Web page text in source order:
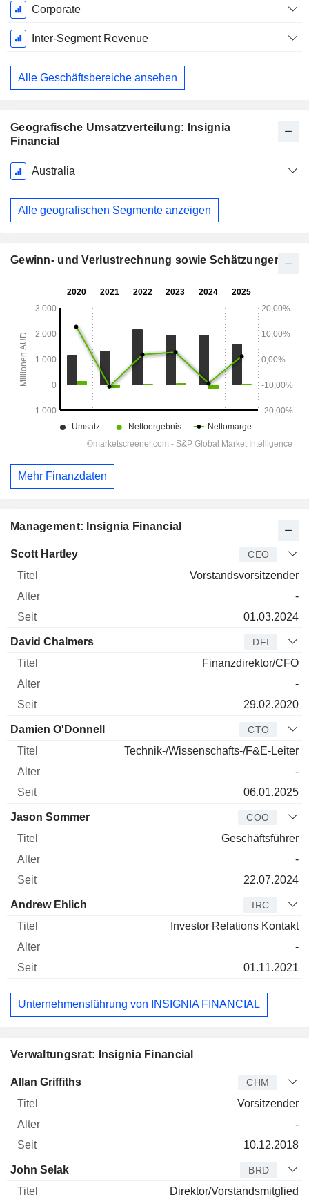
Corporate
Inter-Segment Revenue
Alle Geschäftsbereiche ansehen
Geografische Umsatzverteilung: Insignia
Financial
Ende d.
Geschäftsjahres:
Juni
Australia
Alle geografischen Segmente anzeigen
Management: Insignia Financial
Manager Titel
Scott Hartley CEO
Vorstandsvorsitzender
-
01.03.2024
David Chalmers DFI
Finanzdirektor/CFO
-
29.02.2020
Damien O'Donnell CTO
Technik-/Wissenschafts-/F&E-Leiter
-
06.01.2025
Jason Sommer COO
Geschäftsführer
-
22.07.2024
Andrew Ehlich IRC
Investor Relations Kontakt
-
01.11.2021
Unternehmensführung von INSIGNIA FINANCIAL
Verwaltungsrat: Insignia Financial
Verwaltungsratsmitglied
Allan Griffiths CHM
Vorsitzender
-
10.12.2018
John Selak BRD
Direktor/Vorstandsmitglied
Gewinn- und Verlustrechnung sowie Schätzungen
Mehr Finanzdaten